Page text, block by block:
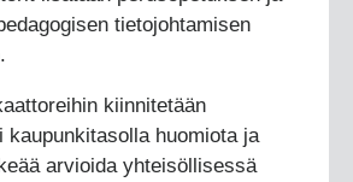
tietojohtamisen
kiinnitetään
kaupunkitasolla huomiota ja
arvioida yhteisöllisessä